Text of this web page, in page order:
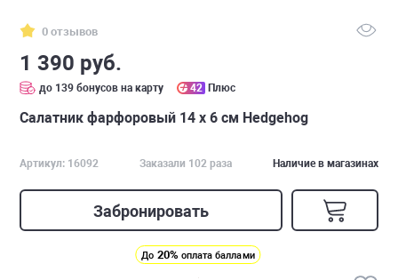
0 отзывов
1 390 руб.
до 139 бонусов на карту 42 Плюс
Салатник фарфоровый 14 х 6 см Hedgehog
Артикул: 16092 Заказали 102 раза Наличие в магазинах
Забронировать
До 20% оплата баллами